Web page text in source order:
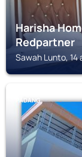
Harisha
Redpartner
Sawah Lunto,
PADANG